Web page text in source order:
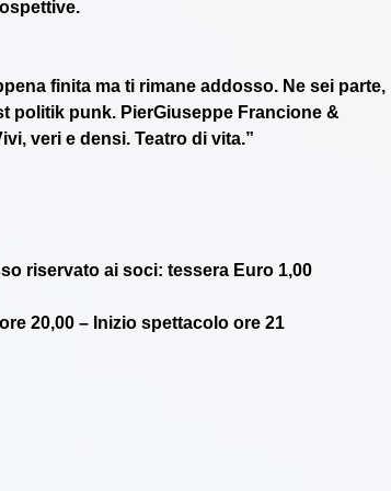
finita ma ti rimane addosso. Ne sei
politik punk. PierGiuseppe Francione &
veri e densi. Teatro di vita.”
riservato ai soci: tessera Euro 1,00
20,00 – Inizio spettacolo ore 21